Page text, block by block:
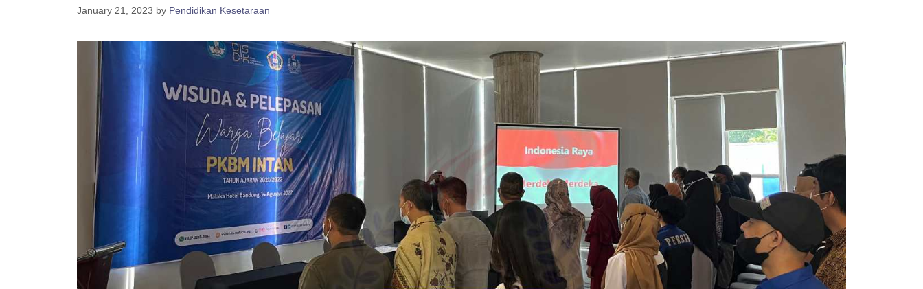
January 21, 2023 by Pendidikan Kesetaraan